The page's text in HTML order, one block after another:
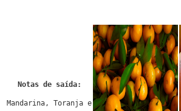
Notas de saída:
Mandarina, Toranja e